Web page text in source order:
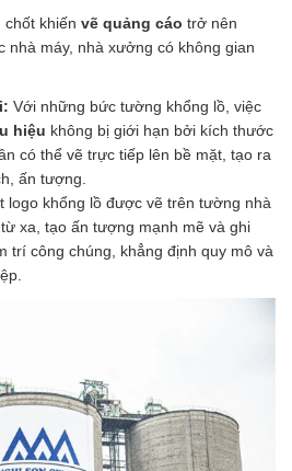
khiến vẽ quảng cáo trở nên
nhà máy, nhà xưởng có không gian
Với những bức tường khổng lồ, việc
hiệu không bị giới hạn bởi kích thước
có thể vẽ trực tiếp lên bề mặt, tạo ra
ấn tượng.
logo khổng lồ được vẽ trên tường nhà
xa, tạo ấn tượng mạnh mẽ và ghi
trí công chúng, khẳng định quy mô và